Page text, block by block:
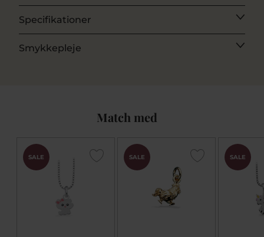
Specifikationer
Smykkepleje
Match med
SALE SALE SALE